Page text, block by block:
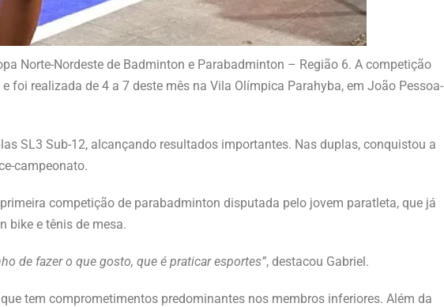
Norte-Nordeste de Badminton e Parabadminton – Região 6. A competição
foi realizada de 4 a 7 deste mês na Vila Olímpica Parahyba, em João Pessoa-
SL3 Sub-12, alcançando resultados importantes. Nas duplas, conquistou a
campeonato.
competição de parabadminton disputada pelo jovem paratleta, que já
bike e tênis de mesa.
de fazer o que gosto, que é praticar esportes”, destacou Gabriel.
tem comprometimentos predominantes nos membros inferiores. Além da